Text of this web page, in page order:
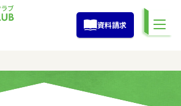
資料請求